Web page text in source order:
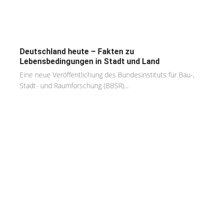
Deutschland heute – Fakten zu
Lebensbedingungen in Stadt und Land
Eine neue Veröffentlichung des Bundesinstituts für Bau-,
Stadt- und Raumforschung (BBSR)...